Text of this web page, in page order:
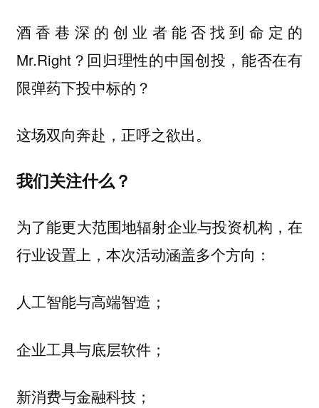
酒香巷深的创业者能否找到命定的
Mr.Right？回归理性的中国创投，能否在有
限弹药下投中标的？
这场双向奔赴，正呼之欲出。
我们关注什么？
为了能更大范围地辐射企业与投资机构，在
行业设置上，本次活动涵盖多个方向：
人工智能与高端智造；
企业工具与底层软件；
新消费与金融科技；